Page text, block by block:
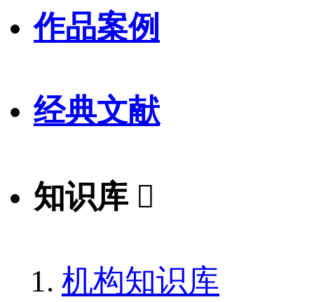
作品案例
经典文献
知识库 
机构知识库